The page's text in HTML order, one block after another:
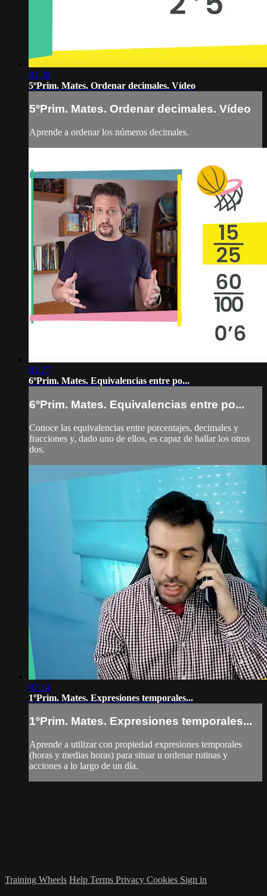
02:20
5ºPrim. Mates. Ordenar decimales. Vídeo
5ºPrim. Mates. Ordenar decimales. Vídeo
Aprende a ordenar los números decimales.
02:27
6ºPrim. Mates. Equivalencias entre po...
6ºPrim. Mates. Equivalencias entre po...
Conoce las equivalencias entre porcentajes, decimales y
fracciones y, dado uno de ellos, es capaz de hallar los otros
dos.
02:14
1ºPrim. Mates. Expresiones temporales...
1ºPrim. Mates. Expresiones temporales...
Aprende a utilizar con propiedad expresiones temporales
(horas y medias horas) para situar u ordenar rutinas y
acciones a lo largo de un día.
Training Wheels Help Terms Privacy Cookies Sign in